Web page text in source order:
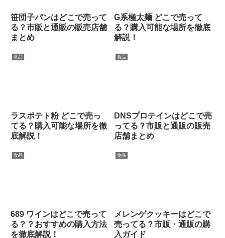
笹団子パンはどこで売って
る？市販と通販の販売店舗
まとめ
G系極太麺 どこで売って
る？購入可能な場所を徹底
解説！
食品
ラスポテト粉 どこで売っ
てる？購入可能な場所を徹
底解説！
食品
DNSプロテインはどこで売
ってる？市販と通販の販売
店舗まとめ
食品
689 ワインはどこで売って
る？？おすすめの購入方法
を徹底解説！
食品
メレンゲクッキーはどこで
売ってる？市販・通販の購
入ガイド